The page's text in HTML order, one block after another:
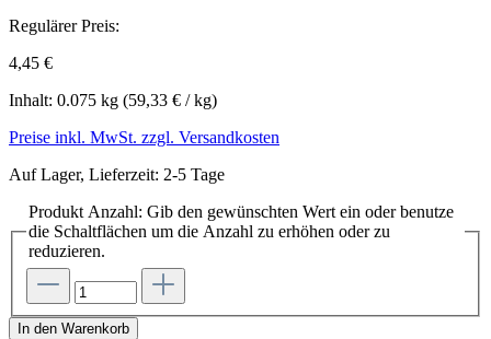
Regulärer Preis:
4,45 €
Inhalt: 0.075 kg (59,33 € / kg)
Preise inkl. MwSt. zzgl. Versandkosten
Auf Lager, Lieferzeit: 2-5 Tage
Produkt Anzahl: Gib den gewünschten Wert ein oder benutze
die Schaltflächen um die Anzahl zu erhöhen oder zu
reduzieren.
In den Warenkorb